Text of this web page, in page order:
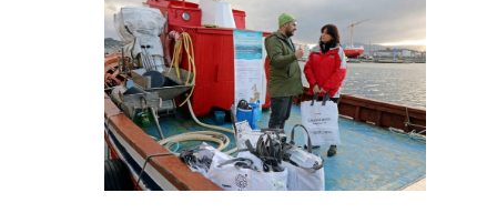
Nosotros
Organización
Directorio De Personal
Patronato
Novedades
Actualidad
Eventos
Proyectos
Publicaciones